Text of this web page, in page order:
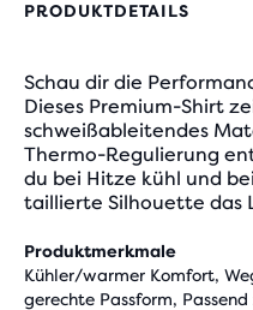
PRODUKTDETAILS
Schau dir die
Dieses Premium-Shirt
schweißableitendes
Thermo-Regulierung
du bei Hitze kühl und
taillierte Silhouette das
Produktmerkmale
Kühler/warmer Komfort,
gerechte Passform,